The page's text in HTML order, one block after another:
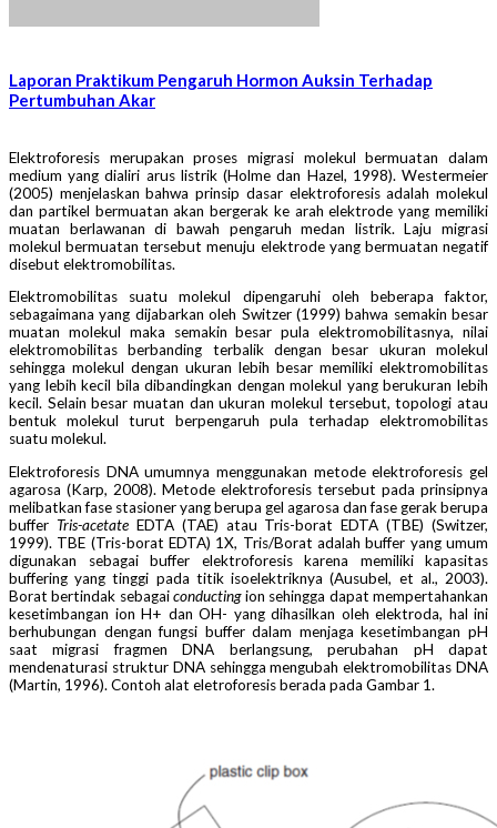
Laporan Praktikum Pengaruh Hormon Auksin Terhadap
Pertumbuhan Akar
Elektroforesis merupakan proses migrasi molekul bermuatan dalam
medium yang dialiri arus listrik (Holme dan Hazel, 1998). Westermeier
(2005) menjelaskan bahwa prinsip dasar elektroforesis adalah molekul
dan partikel bermuatan akan bergerak ke arah elektrode yang memiliki
muatan berlawanan di bawah pengaruh medan listrik. Laju migrasi
molekul bermuatan tersebut menuju elektrode yang bermuatan negatif
disebut elektromobilitas.
Elektromobilitas suatu molekul dipengaruhi oleh beberapa faktor,
sebagaimana yang dijabarkan oleh Switzer (1999) bahwa semakin besar
muatan molekul maka semakin besar pula elektromobilitasnya, nilai
elektromobilitas berbanding terbalik dengan besar ukuran molekul
sehingga molekul dengan ukuran lebih besar memiliki elektromobilitas
yang lebih kecil bila dibandingkan dengan molekul yang berukuran lebih
kecil. Selain besar muatan dan ukuran molekul tersebut, topologi atau
bentuk molekul turut berpengaruh pula terhadap elektromobilitas
suatu molekul.
Elektroforesis DNA umumnya menggunakan metode elektroforesis gel
agarosa (Karp, 2008). Metode elektroforesis tersebut pada prinsipnya
melibatkan fase stasioner yang berupa gel agarosa dan fase gerak berupa
buffer Tris-acetateEDTA (TAE) atau Tris-borat EDTA (TBE) (Switzer,
1999). TBE (Tris-borat EDTA) 1X, Tris/Borat adalah buffer yang umum
digunakan sebagai buffer elektroforesis karena memiliki kapasitas
buffering yang tinggi pada titik isoelektriknya (Ausubel, et al., 2003).
Borat bertindak sebagaiconductingion sehingga dapat mempertahankan
kesetimbangan ion H+ dan OH- yang dihasilkan oleh elektroda, hal ini
berhubungan dengan fungsi buffer dalam menjaga kesetimbangan pH
saat migrasi fragmen DNA berlangsung, perubahan pH dapat
mendenaturasi struktur DNA sehingga mengubah elektromobilitas DNA
(Martin, 1996). Contoh alat eletroforesis berada pada Gambar 1.